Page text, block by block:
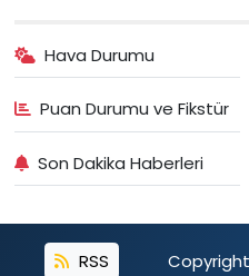
Hava Durumu
Puan Durumu ve Fikstür
Son Dakika Haberleri
RSS Copyright